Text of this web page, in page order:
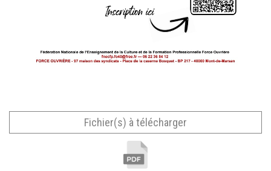
Fichier(s) à télécharger